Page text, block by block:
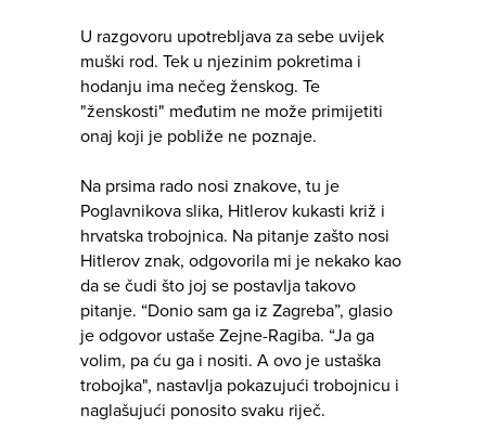
U razgovoru upotrebljava za sebe uvijek
muški rod. Tek u njezinim pokretima i
hodanju ima nečeg ženskog. Te
"ženskosti" međutim ne može primijetiti
onaj koji je pobliže ne poznaje.
Na prsima rado nosi znakove, tu je
Poglavnikova slika, Hitlerov kukasti križ i
hrvatska trobojnica. Na pitanje zašto nosi
Hitlerov znak, odgovorila mi je nekako kao
da se čudi što joj se postavlja takovo
pitanje. “Donio sam ga iz Zagreba”, glasio
je odgovor ustaše Zejne-Ragiba. “Ja ga
volim, pa ću ga i nositi. A ovo je ustaška
trobojka", nastavlja pokazujući trobojnicu i
naglašujući ponosito svaku riječ.